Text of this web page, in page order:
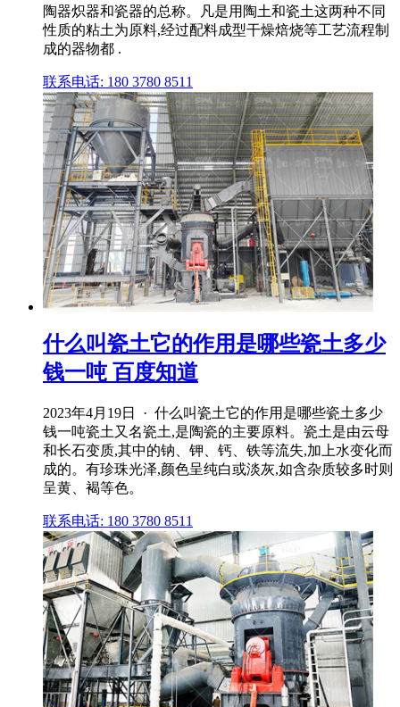
陶器炽器和瓷器的总称。凡是用陶土和瓷土这两种不同
性质的粘土为原料,经过配料成型干燥焙烧等工艺流程制
成的器物都 .
联系电话: 180 3780 8511
什么叫瓷土它的作用是哪些瓷土多少
钱一吨 百度知道
2023年4月19日 · 什么叫瓷土它的作用是哪些瓷土多少
钱一吨瓷土又名瓷土,是陶瓷的主要原料。瓷土是由云母
和长石变质,其中的钠、钾、钙、铁等流失,加上水变化而
成的。有珍珠光泽,颜色呈纯白或淡灰,如含杂质较多时则
呈黄、褐等色。
联系电话: 180 3780 8511